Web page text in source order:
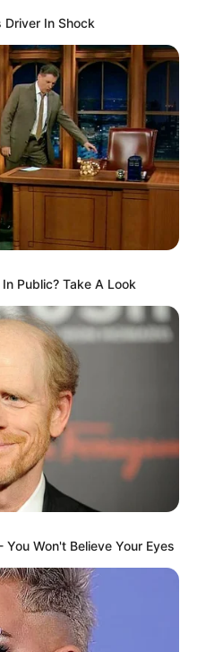
In Shock
Public? Take A Look
Won't Believe Your Eyes